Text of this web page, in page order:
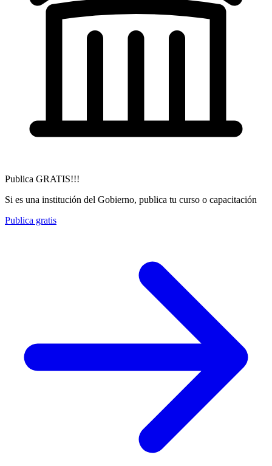
Publica GRATIS!!!
Si es una institución del Gobierno, publica tu curso o capacitación
Publica gratis